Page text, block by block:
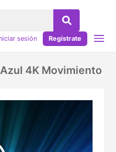
sesión Regístrate
4K Movimiento